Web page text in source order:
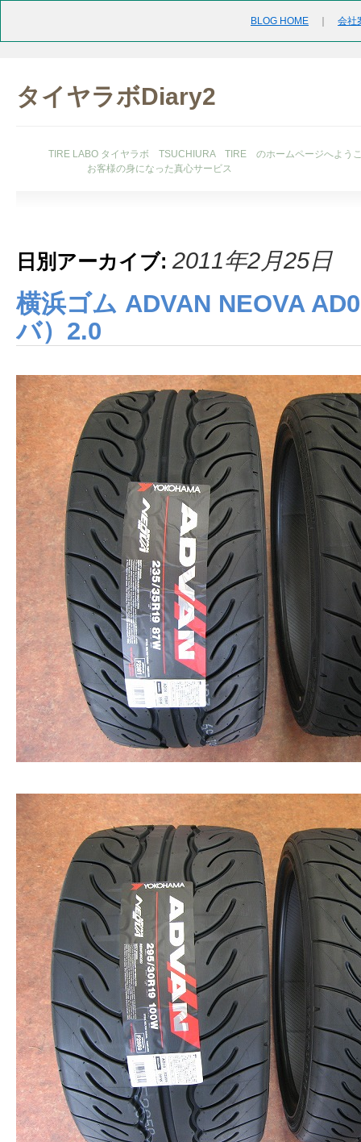
BLOG HOME 会社
タイヤラボDiary2
TIRE LABO タイヤラボ TSUCHIURA TIRE のホームページへよう
お客様の身になった真心サービス
日別アーカイブ: 2011年2月25日
横浜ゴム ADVAN NEOVA
バ）2.0